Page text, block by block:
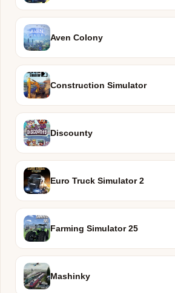
Aven Colony
Construction Simulator
Discounty
Euro Truck Simulator 2
Farming Simulator 25
Mashinky